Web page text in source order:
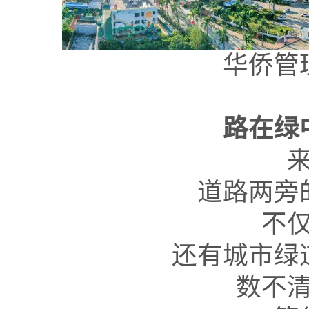
华侨管
路在绿
道路两旁
不
还有城市
数不